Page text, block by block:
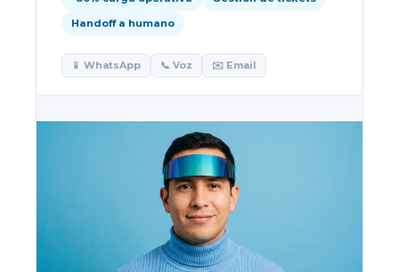
Handoff a humano
📱 WhatsApp 📞 Voz ✉️ Email